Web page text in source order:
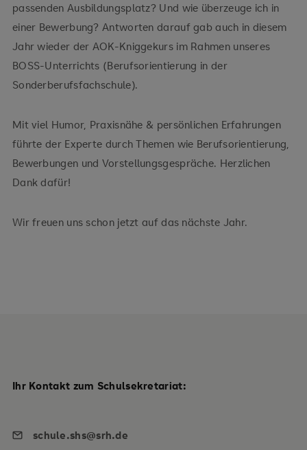
passenden Ausbildungsplatz? Und wie überzeuge ich in
einer Bewerbung? Antworten darauf gab auch in diesem
Jahr wieder der AOK-Kniggekurs im Rahmen unseres
BOSS-Unterrichts (Berufsorientierung in der
Sonderberufsfachschule).
Mit viel Humor, Praxisnähe & persönlichen Erfahrungen
führte der Experte durch Themen wie Berufsorientierung,
Bewerbungen und Vorstellungsgespräche. Herzlichen
Dank dafür!
Wir freuen uns schon jetzt auf das nächste Jahr.
Ihr Kontakt zum Schulsekretariat:
schule.shs@srh.de